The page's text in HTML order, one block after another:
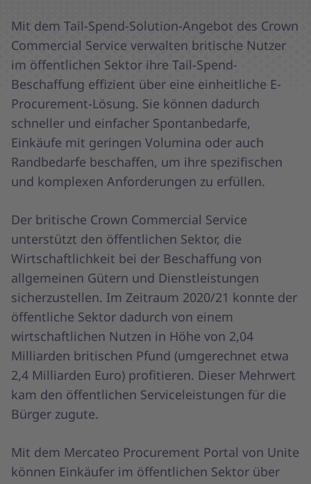
Mit dem Tail-Spend-Solution-Angebot des Crown
Commercial Service verwalten britische Nutzer
im öffentlichen Sektor ihre Tail-Spend-
Beschaffung effizient über eine einheitliche E-
Procurement-Lösung. Sie können dadurch
schneller und einfacher Spontanbedarfe,
Einkäufe mit geringen Volumina oder auch
Randbedarfe beschaffen, um ihre spezifischen
und komplexen Anforderungen zu erfüllen.
Der britische Crown Commercial Service
unterstützt den öffentlichen Sektor, die
Wirtschaftlichkeit bei der Beschaffung von
allgemeinen Gütern und Dienstleistungen
sicherzustellen. Im Zeitraum 2020/21 konnte der
öffentliche Sektor dadurch von einem
wirtschaftlichen Nutzen in Höhe von 2,04
Milliarden britischen Pfund (umgerechnet etwa
2,4 Milliarden Euro) profitieren. Dieser Mehrwert
kam den öffentlichen Serviceleistungen für die
Bürger zugute.
Mit dem Mercateo Procurement Portal von Unite
können Einkäufer im öffentlichen Sektor über